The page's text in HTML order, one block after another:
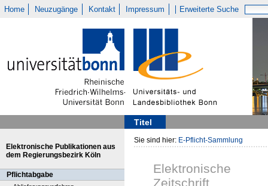
Home Neuzugänge Kontakt Impressum Erweiterte Suche
Titel
Elektronische Publikationen aus
dem Regierungsbezirk Köln
Pflichtabgabe
Sie sind hier: E-Pflicht-Sammlung
Elektronische
Zeitschrift